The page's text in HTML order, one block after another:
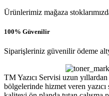
Ürünlerimiz mağaza
100% Güvenilir
Siparişleriniz güvenilir ödeme
TM Yazıcı Servisi uzun
bölgelerinde hizmet veren